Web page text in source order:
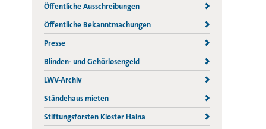
Öffentliche Ausschreibungen
Öffentliche Bekanntmachungen
Presse
Blinden- und Gehörlosengeld
LWV-Archiv
Ständehaus mieten
Stiftungsforsten Kloster Haina